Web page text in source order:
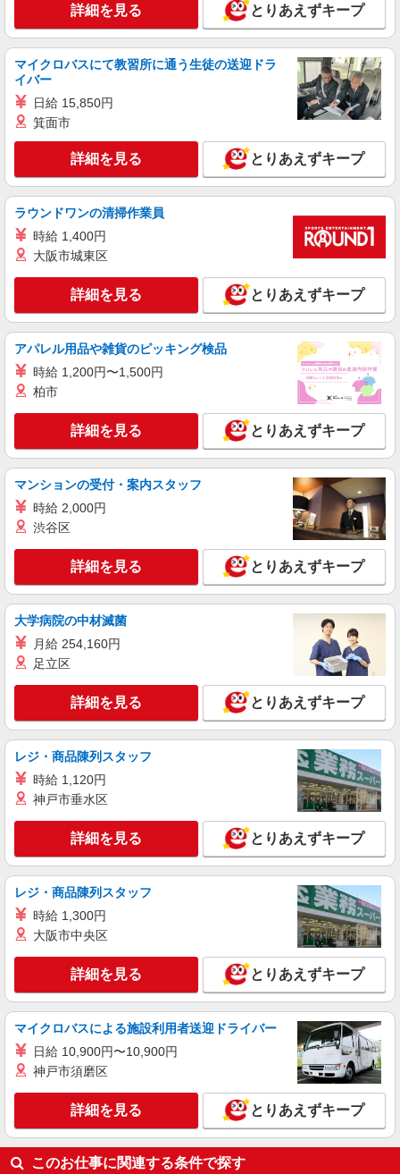
キープ 詳細を見る
ケンタッキーフライドチキン 小山南店
カウンター・キッチンスタッフ ＜優先募集日
時給1100円 ＜高校生＞時給1070円
栃木県小山市西城南3-1-10
キープ 詳細を見る
ケンタッキーフライドチキン 小山南店
時＞土日祝 フルタイム
時給1100円 ＜高校生＞時給1070円
栃木県小山市西城南3-1-10
キープ 詳細を見る
すき家 4号小山間々田店
すき家の店舗スタッフ（接客・調理・清掃な
ど）
時給1,130円 ※22:00〜翌5:00：時給1,413円 ※
高校生時給1,080円 ※早朝手当（5:00〜9:00）時給
栃木県小山市間々田五料2416-5
キープ 詳細を見る
アルバイト パート
すき家 小山犬塚店
すき家の店舗スタッフ（接客・調理・清掃な
栃木県小山市犬塚1丁目4番3
キープ 詳細を見る
アルバイト パート
すき家 小山西城南店
すき家の店舗スタッフ（接客・調理・清掃な
ど）
時給1,413円
キープ 詳細を見る
すき家 小山犬塚店
すき家の店舗スタッフ（接客・調理・清掃な
ど）
時給1,150円 ※22:00〜翌5:00：時給1,450円 ※
高校生時給1,150円 ※早朝手当（5:00〜9:00）時給
キープ 詳細を見る
詳細を見る とりあえずキープ
マイクロバスにて教習所に通う生徒の送迎ドラ
イバー
日給 15,850円
箕面市
詳細を見る とりあえずキープ
ラウンドワンの清掃作業員
時給 1,400円
大阪市城東区
詳細を見る とりあえずキープ
アパレル用品や雑貨のピッキング検品
時給 1,200円〜1,500円
柏市
詳細を見る とりあえずキープ
マンションの受付・案内スタッフ
時給 2,000円
渋谷区
詳細を見る とりあえずキープ
大学病院の中材滅菌
月給 254,160円
足立区
詳細を見る とりあえずキープ
レジ・商品陳列スタッフ
時給 1,120円
神戸市垂水区
詳細を見る とりあえずキープ
レジ・商品陳列スタッフ
時給 1,300円
大阪市中央区
詳細を見る とりあえずキープ
マイクロバスによる施設利用者送迎ドライバー
日給 10,900円〜10,900円
神戸市須磨区
詳細を見る とりあえずキープ
このお仕事に関連する条件で探す